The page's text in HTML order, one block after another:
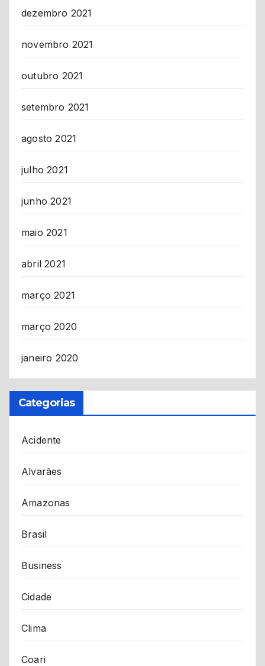
dezembro 2021
novembro 2021
outubro 2021
setembro 2021
agosto 2021
julho 2021
junho 2021
maio 2021
abril 2021
março 2021
março 2020
janeiro 2020
Categorias
Acidente
Alvarães
Amazonas
Brasil
Business
Cidade
Clima
Coari